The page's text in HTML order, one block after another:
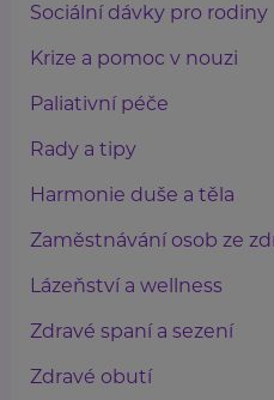
Sociální dávky pro rodiny
Krize a pomoc v nouzi
Paliativní péče
Rady a tipy
Harmonie duše a těla
Zaměstnávání osob ze
Lázeňství a wellness
Zdravé spaní a sezení
Zdravé obutí